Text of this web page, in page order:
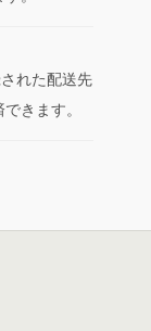
れた配送先
きます。